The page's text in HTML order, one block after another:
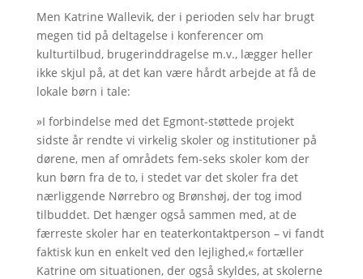
Men Katrine Wallevik, der i perioden selv har brugt
megen tid på deltagelse i konferencer om
kulturtilbud, brugerinddragelse m.v., lægger heller
ikke skjul på, at det kan være hårdt arbejde at få de
lokale børn i tale:
»I forbindelse med det Egmont-støttede projekt
sidste år rendte vi virkelig skoler og institutioner på
dørene, men af områdets fem-seks skoler kom der
kun børn fra de to, i stedet var det skoler fra det
nærliggende Nørrebro og Brønshøj, der tog imod
tilbuddet. Det hænger også sammen med, at de
færreste skoler har en teaterkontaktperson – vi fandt
faktisk kun en enkelt ved den lejlighed,« fortæller
Katrine om situationen, der også skyldes, at skolerne